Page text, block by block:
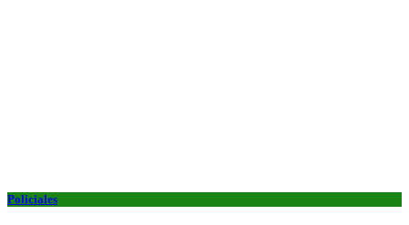
Policiales